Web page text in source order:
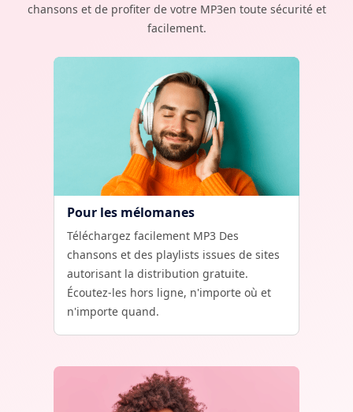
chansons et de profiter de votre MP3en toute sécurité et
facilement.
Pour les mélomanes
Téléchargez facilement MP3 Des
chansons et des playlists issues de sites
autorisant la distribution gratuite.
Écoutez-les hors ligne, n'importe où et
n'importe quand.